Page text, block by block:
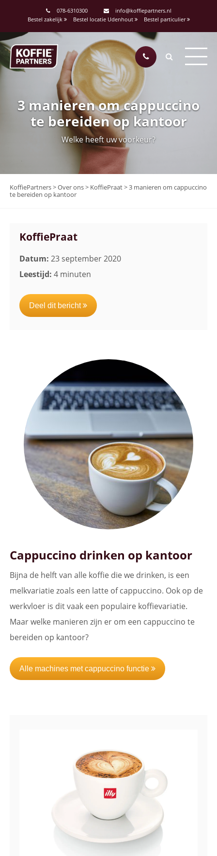
078-6310300
info@koffiepartners.nl
Bestel zakelijk
Bestel locatie Udenhout Bestel particulier
3 manieren om cappuccino
te bereiden op kantoor
Welke heeft uw voorkeur?
KoffiePartners>Over ons> KoffiePraat>3 manieren om cappuccino
te bereiden op kantoor
KoffiePraat
Datum: 23 september 2020
Leestijd: 4 minuten
Deel dit bericht
Cappuccino drinken op kantoor
Bijna de helft van alle koffie die we drinken, is een
melkvariatie zoals een latte of cappuccino. Ook op de
werkvloer is dit vaak een populaire koffievariatie.
Maar welke manieren zijn er om een cappuccino te
bereiden op kantoor?
Alle machines met cappuccino functie